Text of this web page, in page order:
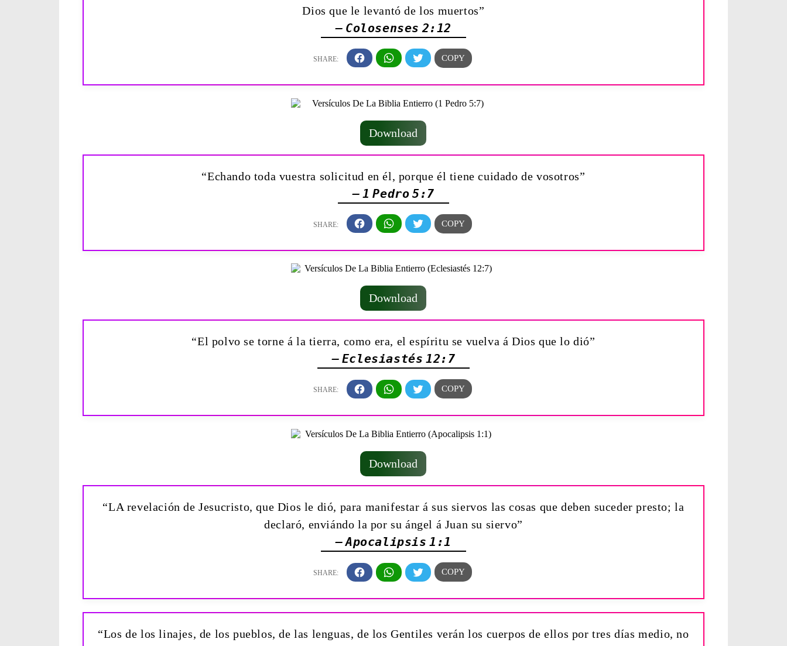
Dios que le levantó de los muertos”
— Colosenses 2:12
Download
“Echando toda vuestra solicitud en él, porque él tiene cuidado de vosotros”
— 1 Pedro 5:7
Download
“El polvo se torne á la tierra, como era, el espíritu se vuelva á Dios que lo dió”
— Eclesiastés 12:7
Download
“LA revelación de Jesucristo, que Dios le dió, para manifestar á sus siervos las cosas que deben suceder presto; la
declaró, enviándo la por su ángel á Juan su siervo”
— Apocalipsis 1:1
“Los de los linajes, de los pueblos, de las lenguas, de los Gentiles verán los cuerpos de ellos por tres días medio, no